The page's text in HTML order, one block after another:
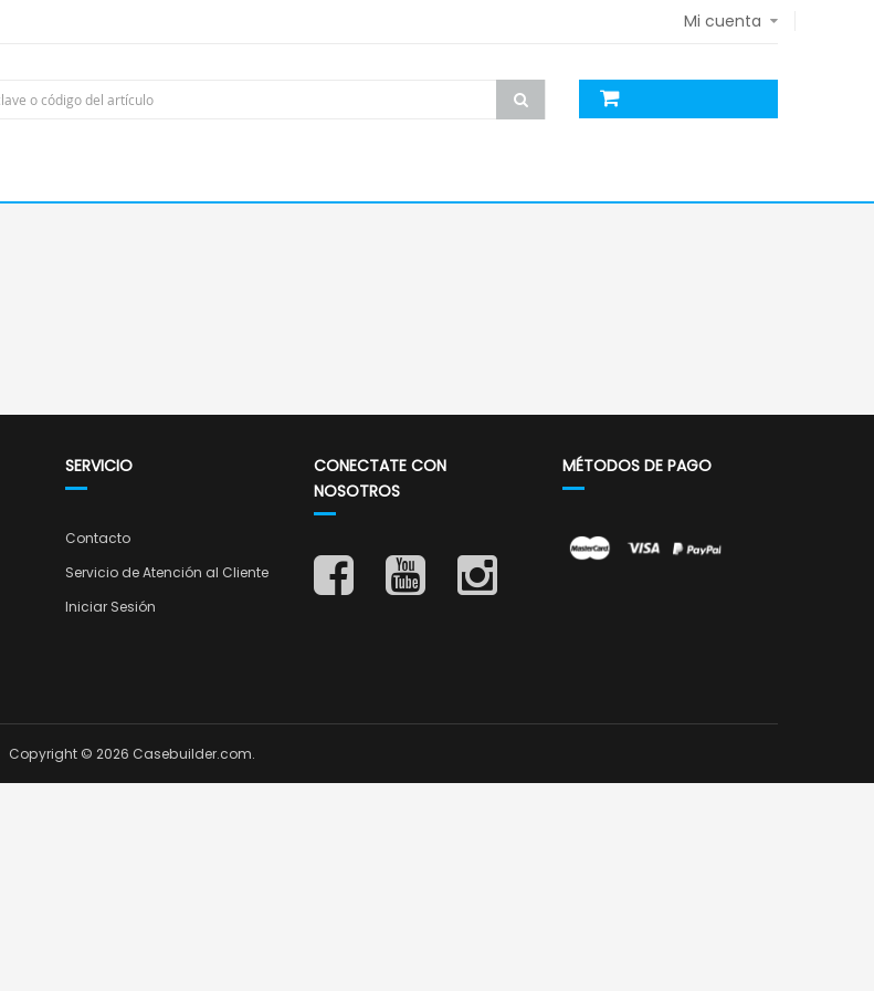
Mi cuenta
SERVICIO
Contacto
Servicio de Atención al Cliente
Iniciar Sesión
CONECTATE CON
NOSOTROS
MÉTODOS DE PAGO
Copyright © 2026 Casebuilder.com.